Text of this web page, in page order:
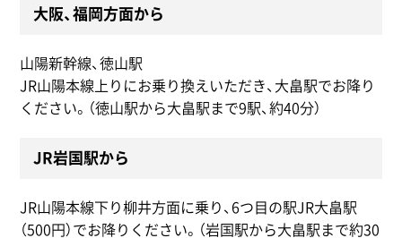
大阪、福岡方面から
山陽新幹線、徳山駅
JR山陽本線上りにお乗り換えいただき、大畠駅でお降り
ください。（徳山駅から大畠駅まで9駅、約40分）
JR岩国駅から
JR山陽本線下り柳井方面に乗り、6つ目の駅JR大畠駅
（500円）でお降りください。（岩国駅から大畠駅まで約30